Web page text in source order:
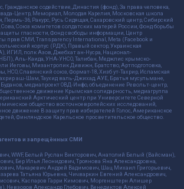
Гражданское содействие, Династия (фонд), За права человека,
Центр, Мемориал, Молодая Карелия, Московская школа
Пермь-36, Ракурс, Русь Сидящая, Сахаровский центр, Сибирский
Союз комитетов солдатских матерей России, Фонд борьбы
гласности, Фонд свободы информации, Центр
прав СМИ, Transparency International, Meta (Facebook и
корпус (РДК), Правый сектор, Украинская
ИГИЛ, полк Азов, Джебхат ан-Нусра, Национал-
Аль-Каида, УНА-УНСО, Талибан, Меджлис крымско-
Иеговы, Мизантропик Дивижн, Братство, Артподготовка,
НСО, Славянский союз, Формат-18, Хизб ут-Тахрир, Исламская
аш-Шам, Таухид валь-Джихад, АУЕ, Братья мусульмане,
медиапроект ОВД-Инфо, объединение Револьт-центр,
движение Крымская солидарность, медиагруппа
Арктический центр при Университете Северной
общество восточноевропейских исследований,
движение В защиту прав избирателей Голос, Американское
Финляндское Карельское просветительское общество.
и запрещённых СМИ
WWF, Белый Руслан Викторович, Анатолий Белый (Вайсман),
Бер Илья Леонидович, Троянова Яна Александровна,
Макаревич Андрей Вадимович, Шац Михаил Григорьевич,
Татьяна Юрьевна, Чичваркин Евгений Александрович,
Каспаров Гарри Кимович, Моргенштерн Алишер
Невзоров Александр Глебович, Венедиктов Алексей